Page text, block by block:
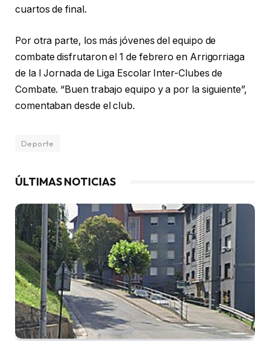
cuartos de final.
Por otra parte, los más jóvenes del equipo de
combate disfrutaron el 1 de febrero en Arrigorriaga
de la I Jornada de Liga Escolar Inter-Clubes de
Combate. “Buen trabajo equipo y a por la siguiente”,
comentaban desde el club.
Deporte
ÚLTIMAS NOTICIAS